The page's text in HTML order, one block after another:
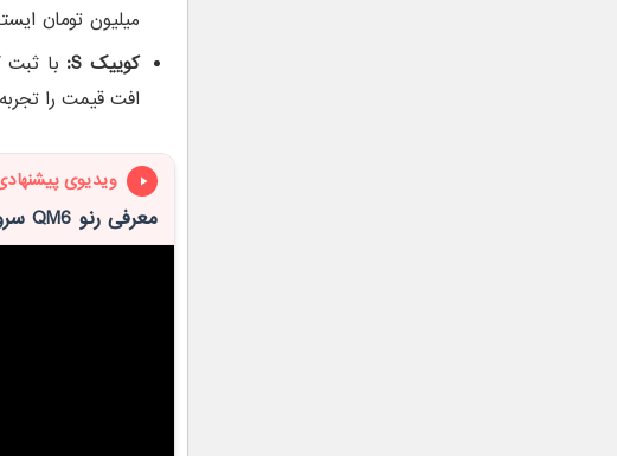
میلیون تومان
کوییک S:
افت قیمت را تجربه کرده و به رقم ۱
ویدیوی
معرفی رنو QM6 سروش دیزل – رنو کولئوس جدید